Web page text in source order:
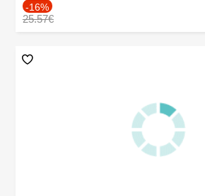
-16%
25.57€